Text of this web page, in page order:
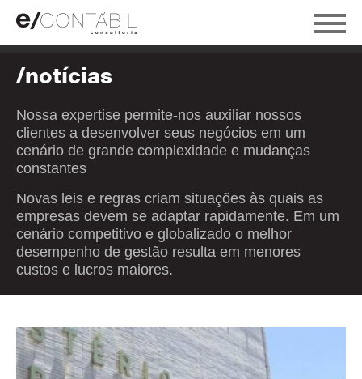
/notícias
Nossa expertise permite-nos auxiliar nossos
clientes a desenvolver seus negócios em um
cenário de grande complexidade e mudanças
constantes
Novas leis e regras criam situações às quais as
empresas devem se adaptar rapidamente. Em um
cenário competitivo e globalizado o melhor
desempenho de gestão resulta em menores
custos e lucros maiores.